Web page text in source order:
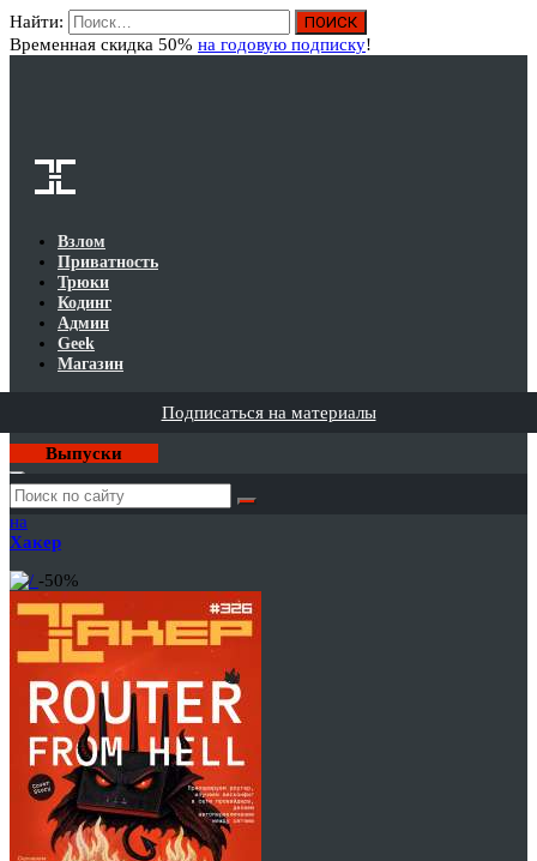
Найти:
Временная скидка 50% на годовую подписку!
Взлом
Приватность
Трюки
Кодинг
Админ
Geek
Магазин
Подписаться на материалы
Выпуски
Годовая
подписка
на
Хакер
-50%